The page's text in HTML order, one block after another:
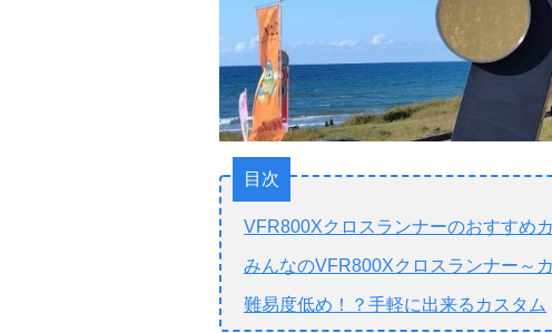
目次
VFR800Xクロスランナーのおすすめ
みんなのVFR800Xクロスランナー～
難易度低め！？手軽に出来るカスタム